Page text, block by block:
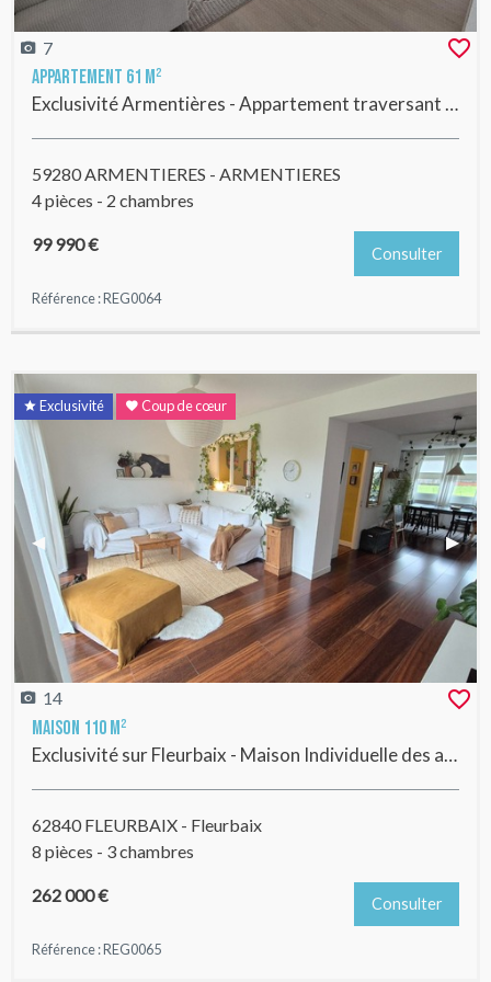
7
Appartement 61 m²
Exclusivité Armentières - Appartement traversant lumineux, avec 2 chambres, garage, et ascenseur en excellent état !
59280 ARMENTIERES - ARMENTIERES
4 pièces - 2 chambres
99 990 €
Référence : REG0064
Consulter
Exclusivité Coup de cœur
Previous Slide
◀︎ Next
▶︎
14
Maison 110 m²
Exclusivité sur Fleurbaix - Maison Individuelle des années 1960 avec 3 chambres, buanderie, grand garage, parking et jardin de +/- 500 m2 ,vue sur champs
62840 FLEURBAIX - Fleurbaix
8 pièces - 3 chambres
262 000 €
Référence : REG0065
Consulter